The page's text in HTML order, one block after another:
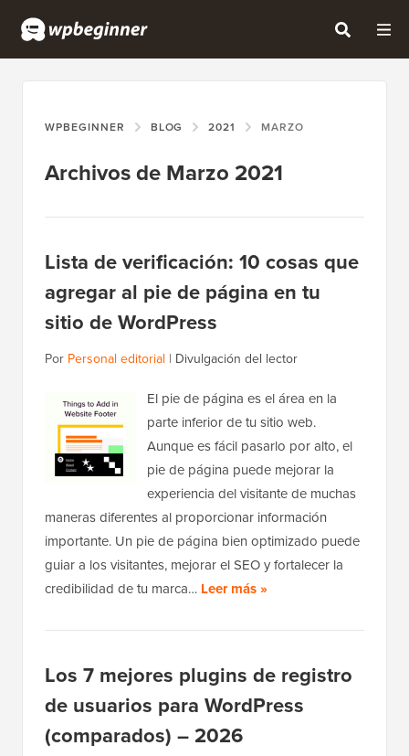
WPBEGINNER BLOG 2021 MARZO
Archivos de Marzo 2021
Lista de verificación: 10 cosas que
agregar al pie de página en tu
sitio de WordPress
Por Personal editorial | Divulgación del lector
El pie de página es el área en la
parte inferior de tu sitio web.
Aunque es fácil pasarlo por alto, el
pie de página puede mejorar la
experiencia del visitante de muchas
maneras diferentes al proporcionar información
importante. Un pie de página bien optimizado puede
guiar a los visitantes, mejorar el SEO y fortalecer la
credibilidad de tu marca… Leer más »
Los 7 mejores plugins de registro
de usuarios para WordPress
(comparados) – 2026